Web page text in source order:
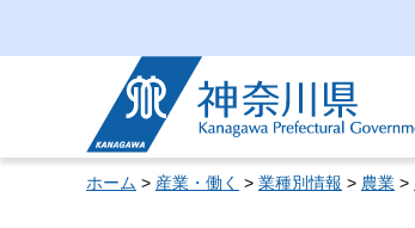
神奈川県
ホーム > 産業・働く > 業種別情報 > 農業 >